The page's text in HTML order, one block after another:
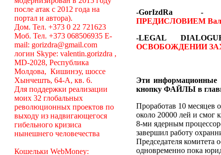
после атак с 2012 года на
портал и автора).
Дом. Тел. +373 0 22 721623
Моб. Тел. +373 068506935 E-
mail: gorizdra@gmail.com
логин Skype: valentin.gorizdra ,
MD-2028, Республика
Молдова, Кишинэу, шоссе
Хынчешть, 64-А, кв. 6.
Для поддержки реализации
моих 32 глобальных
революционных проектов по
выходу из надвигающегося
гибельного кризиса
нынешнего человечества
Кошельки WebMoney:
-
ПРЕДИСЛОВИЕМ
-LEGAL
ОСВОБОЖДЕНИИ
Эти информационные
кнопку ФАЙЛЫ в
Проработав 10 месяцев
около 20000 лей и смог
8-ми ядерным
завершил работу
Председателя комитета
одновременно пока